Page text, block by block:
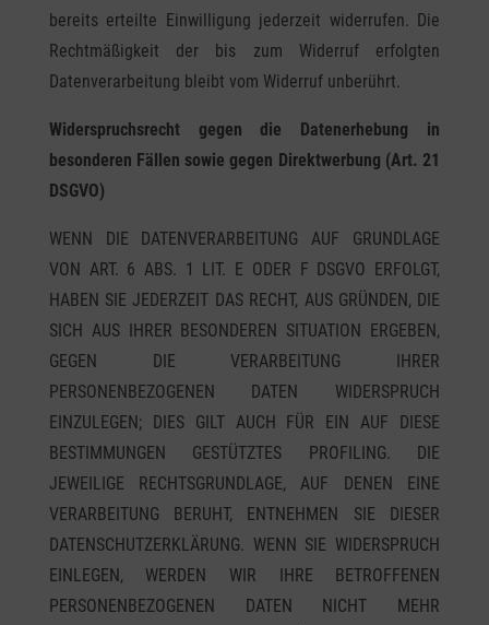
bereits erteilte Einwilligung jederzeit widerrufen. Die
Rechtmäßigkeit der bis zum Widerruf erfolgten
Datenverarbeitung bleibt vom Widerruf unberührt.
Widerspruchsrecht gegen die Datenerhebung in
besonderen Fällen sowie gegen Direktwerbung (Art. 21
DSGVO)
WENN DIE DATENVERARBEITUNG AUF GRUNDLAGE
VON ART. 6 ABS. 1 LIT. E ODER F DSGVO ERFOLGT,
HABEN SIE JEDERZEIT DAS RECHT, AUS GRÜNDEN, DIE
SICH AUS IHRER BESONDEREN SITUATION ERGEBEN,
GEGEN DIE VERARBEITUNG IHRER
PERSONENBEZOGENEN DATEN WIDERSPRUCH
EINZULEGEN; DIES GILT AUCH FÜR EIN AUF DIESE
BESTIMMUNGEN GESTÜTZTES PROFILING. DIE
JEWEILIGE RECHTSGRUNDLAGE, AUF DENEN EINE
VERARBEITUNG BERUHT, ENTNEHMEN SIE DIESER
DATENSCHUTZERKLÄRUNG. WENN SIE WIDERSPRUCH
EINLEGEN, WERDEN WIR IHRE BETROFFENEN
PERSONENBEZOGENEN DATEN NICHT MEHR